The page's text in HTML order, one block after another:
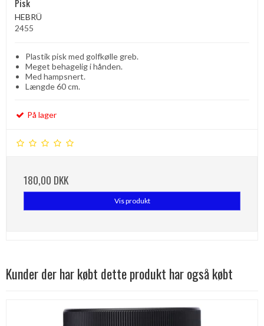
Pisk
HEBRÜ
2455
Plastik pisk med golfkølle greb.
Meget behagelig i hånden.
Med hampsnert.
Længde 60 cm.
På lager
180,00 DKK
Vis produkt
Kunder der har købt dette produkt har også købt